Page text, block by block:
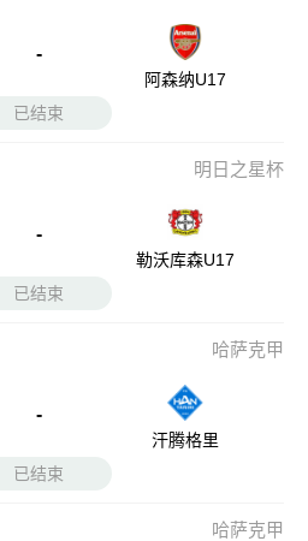
-
阿森纳U17
已结束
明日之星杯
-
勒沃库森U17
已结束
哈萨克甲
-
汗腾格里
已结束
哈萨克甲